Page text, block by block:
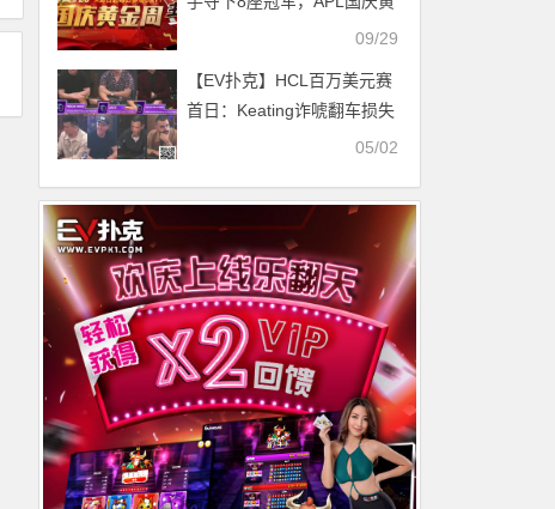
金周主赛事等你来收割！09/29
【EV扑克】HCL百万美元赛
首日：Keating诈唬翻车损失
195万大POT Peter状态火热
05/02